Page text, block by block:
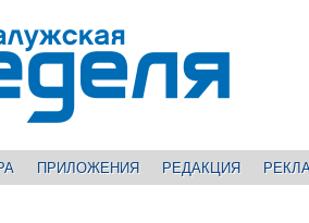
ПРИЛОЖЕНИЯ РЕДАКЦИЯ